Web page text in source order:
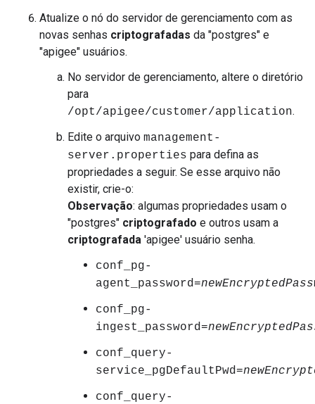
Atualize o nó do servidor de gerenciamento com as
novas senhas criptografadas da "postgres" e
"apigee" usuários.
No servidor de gerenciamento, altere o diretório
para
/opt/apigee/customer/application.
Edite o arquivo management-
server.properties para defina as
propriedades a seguir. Se esse arquivo não
existir, crie-o:
Observação: algumas propriedades usam o
"postgres" criptografado e outros usam a
criptografada 'apigee' usuário senha.
conf_pg-
agent_password=
conf_pg-
ingest_password=
conf_query-
service_pgDefaultPwd=
conf_query-